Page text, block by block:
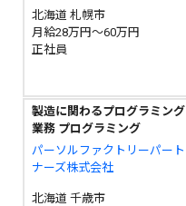
北海道 札幌市
月給28万円～60万円
正社員
製造に関わるプログラミング
業務 プログラミング
パーソルファクトリーパート
ナーズ株式会社
北海道 千歳市